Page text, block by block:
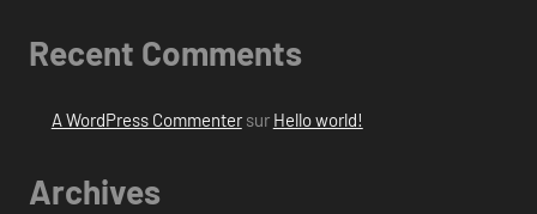
Recent Comments
A WordPress Commentersur Hello world!
Archives